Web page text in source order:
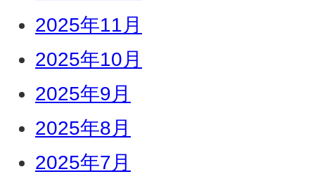
2025年11月
2025年10月
2025年9月
2025年8月
2025年7月